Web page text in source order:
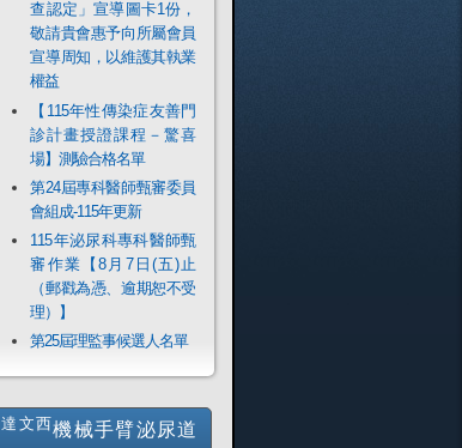
查認定」宣導圖卡1份，
敬請貴會惠予向所屬會員
宣導周知，以維護其執業
權益
【115年性傳染症友善門
診計畫授證課程－驚喜
場】測驗合格名單
第24屆專科醫師甄審委員
會組成-115年更新
115年泌尿科專科醫師甄
審作業【8月7日(五)止
（郵戳為憑、逾期恕不受
理）】
第25屆理監事候選人名單
達文西機械手臂泌尿道